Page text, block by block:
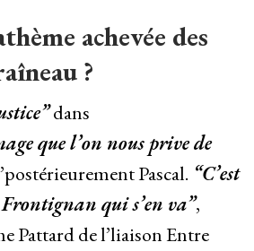
achevée des
?
dans
que l’on nous prive de
Pascal. “C’est
qui s’en va”,
Pattard de l’liaison Entre